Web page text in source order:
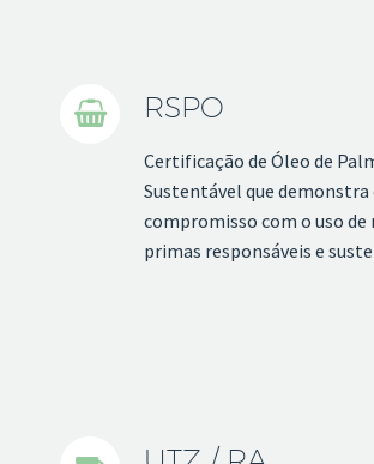

 RSPO
Certificação de Óleo de
Sustentável que demonstra
compromisso com o uso
primas responsáveis ​​e